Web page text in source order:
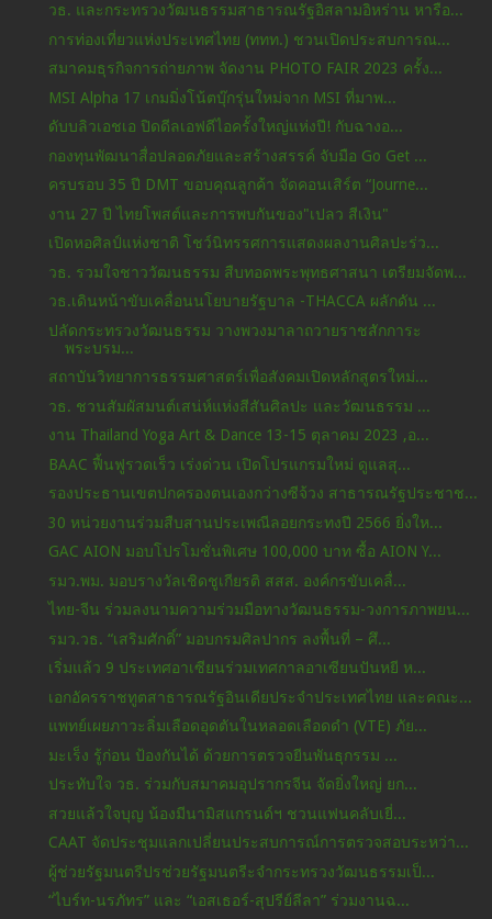
วธ. และกระทรวงวัฒนธรรมสาธารณรัฐอิสลามอิหร่าน หารือ...
การท่องเที่ยวแห่งประเทศไทย (ททท.) ชวนเปิดประสบการณ...
สมาคมธุรกิจการถ่ายภาพ จัดงาน PHOTO FAIR 2023 ครั้ง...
MSI Alpha 17 เกมมิ่งโน้ตบุ๊กรุ่นใหม่จาก MSI ที่มาพ...
ดับบลิวเอชเอ ปิดดีลเอฟดีไอครั้งใหญ่แห่งปี! กับฉางอ...
กองทุนพัฒนาสื่อปลอดภัยและสร้างสรรค์ จับมือ Go Get ...
ครบรอบ 35 ปี DMT ขอบคุณลูกค้า จัดคอนเสิร์ต “Journe...
งาน 27 ปี ไทยโพสต์และการพบกันของ"เปลว สีเงิน"
เปิดหอศิลป์แห่งชาติ โชว์นิทรรศการแสดงผลงานศิลปะร่ว...
วธ. รวมใจชาววัฒนธรรม สืบทอดพระพุทธศาสนา เตรียมจัดพ...
วธ.เดินหน้าขับเคลื่อนนโยบายรัฐบาล -THACCA ผลักดัน ...
ปลัดกระทรวงวัฒนธรรม วางพวงมาลาถวายราชสักการะ
พระบรม...
สถาบันวิทยาการธรรมศาสตร์เพื่อสังคมเปิดหลักสูตรใหม่...
วธ. ชวนสัมผัสมนต์เสน่ห์แห่งสีสันศิลปะ และวัฒนธรรม ...
งาน Thailand Yoga Art & Dance 13-15 ตุลาคม 2023 ,อ...
BAAC ฟื้นฟูรวดเร็ว เร่งด่วน เปิดโปรแกรมใหม่ ดูแลสุ...
รองประธานเขตปกครองตนเองกว่างซีจ้วง สาธารณรัฐประชาช...
30 หน่วยงานร่วมสืบสานประเพณีลอยกระทงปี 2566 ยิ่งให...
GAC AION มอบโปรโมชั่นพิเศษ 100,000 บาท ซื้อ AION Y...
รมว.พม. มอบรางวัลเชิดชูเกียรติ สสส. องค์กรขับเคลื่...
ไทย-จีน ร่วมลงนามความร่วมมือทางวัฒนธรรม-วงการภาพยน...
รมว.วธ. “เสริมศักดิ์” มอบกรมศิลปากร ลงพื้นที่ – ศึ...
เริ่มแล้ว 9 ประเทศอาเซียนร่วมเทศกาลอาเซียนปันหยี ห...
เอกอัครราชทูตสาธารณรัฐอินเดียประจำประเทศไทย และคณะ...
แพทย์เผยภาวะลิ่มเลือดอุดตันในหลอดเลือดดำ (VTE) ภัย...
มะเร็ง รู้ก่อน ป้องกันได้ ด้วยการตรวจยีนพันธุกรรม ...
ประทับใจ วธ. ร่วมกับสมาคมอุปรากรจีน จัดยิ่งใหญ่ ยก...
สวยแล้วใจบุญ​ น้องมีนามิสแกรนด์​ฯ​ ชวนแฟน​คลับเยี่...
CAAT จัดประชุมแลกเปลี่ยนประสบการณ์การตรวจสอบระหว่า...
ผู้ช่วยรัฐมนตรีปรช่วยรัฐมนตรีะจำกระทรวงวัฒนธรรมเป็...
“ไบร์ท-นรภัทร” และ “เอสเธอร์-สุปรีย์ลีลา” ร่วมงานฉ...